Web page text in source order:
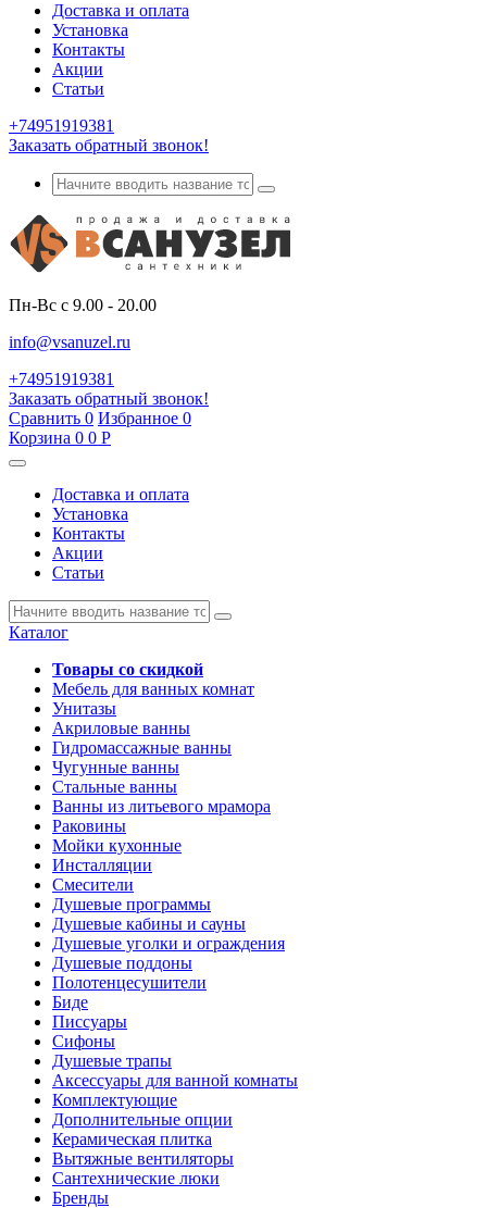
Доставка и оплата
Установка
Контакты
Акции
Статьи
+74951919381
Заказать обратный звонок!
Пн-Вс с 9.00 - 20.00
info@vsanuzel.ru
+74951919381
Заказать обратный звонок!
Сравнить 0 Избранное 0
Корзина 0 0 Р
Доставка и оплата
Установка
Контакты
Акции
Статьи
Каталог
Товары со скидкой
Мебель для ванных комнат
Унитазы
Акриловые ванны
Гидромассажные ванны
Чугунные ванны
Стальные ванны
Ванны из литьевого мрамора
Раковины
Мойки кухонные
Инсталляции
Смесители
Душевые программы
Душевые кабины и сауны
Душевые уголки и ограждения
Душевые поддоны
Полотенцесушители
Биде
Писсуары
Сифоны
Душевые трапы
Аксессуары для ванной комнаты
Комплектующие
Дополнительные опции
Керамическая плитка
Вытяжные вентиляторы
Сантехнические люки
Бренды